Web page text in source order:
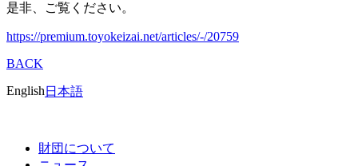
是非、ご覧ください。
https://premium.toyokeizai.net/articles/-/20759
BACK
English 日本語
財団について